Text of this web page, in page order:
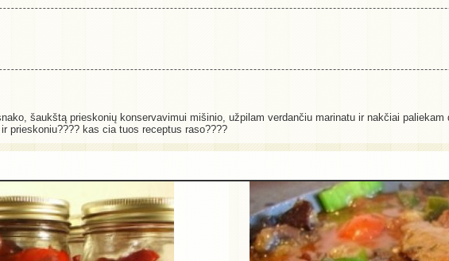
šaukštą prieskonių konservavimui mišinio, užpilam verdančiu marinatu ir nakčiai
prieskoniu???? kas cia tuos receptus raso????